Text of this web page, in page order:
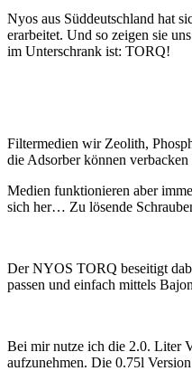
Nyos aus Süddeutschland hat
erarbeitet. Und so zeigen sie
im Unterschrank ist: TORQ!
Filtermedien wir Zeolith,
die Adsorber können
Medien funktionieren aber
sich her… Zu lösende
Der NYOS TORQ beseitigt
passen und einfach mittels
Bei mir nutze ich die 2.0. Liter
aufzunehmen. Die 0.75l